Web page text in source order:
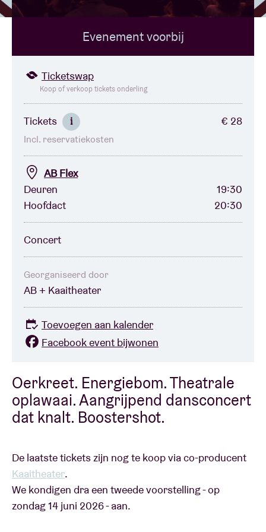
BRDCST
Concertcheque
Over AB
Contact
Oerkreet. Energiebom. Theatrale
oplawaai. Aangrijpend dansconcert
dat knalt. Boostershot.
De laatste tickets zijn nog te koop via co-producent
Kaaitheater.
We kondigen dra een tweede voorstelling - op
zondag 14 juni 2026 - aan.
Evenement voorbij
Ticketswap
Koop of verkoop tickets onderling
Tickets i € 28
Incl. reservatiekosten
AB Flex
Deuren
19:30
Hoofdact
20:30
Concert
Georganiseerd door
AB + Kaaitheater
Toevoegen aan kalender
Facebook event bijwonen